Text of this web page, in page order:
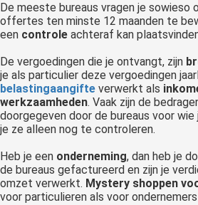
De meeste bureaus vragen je sowieso
offertes ten minste 12 maanden te
een controle achteraf kan
De vergoedingen die je ontvangt, zijn
je als particulier deze vergoedingen
belastingaangifte verwerkt als
werkzaamheden. Vaak zijn de
doorgegeven door de bureaus voor
je ze alleen nog te controleren.
Heb je een onderneming, dan heb je
de bureaus gefactureerd en zijn je
omzet verwerkt. Mystery shoppen
voor particulieren als voor